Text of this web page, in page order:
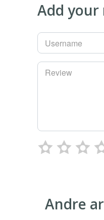
Add your
Username
Review
Andre